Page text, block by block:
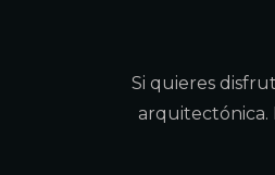
Si quieres
arquitectónica.